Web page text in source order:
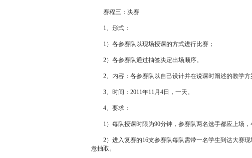
赛程三：决赛
1、形式：
1）各参赛队以现场授课的方式进行比赛；
2）各参赛队通过抽签决定出场顺序。
2、内容：各参赛队以自己设计并在说课时阐述的教学方
3、时间：2011年11月4日，一天。
4、要求：
1）每队授课时限为90分钟，参赛队两名选手都应上场，
2）进入复赛的16支参赛队每队需带一名学生到达大赛现
意抽取。